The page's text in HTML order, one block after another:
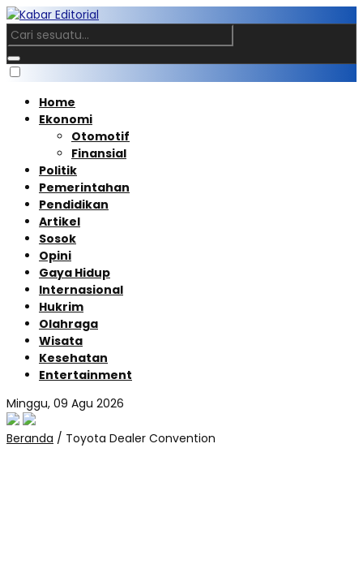
Home
Ekonomi
Otomotif
Finansial
Politik
Pemerintahan
Pendidikan
Artikel
Sosok
Opini
Gaya Hidup
Internasional
Hukrim
Olahraga
Wisata
Kesehatan
Entertainment
Minggu, 09 Agu 2026
Beranda / Toyota Dealer Convention